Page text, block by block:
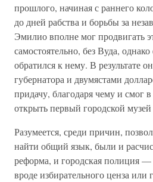
прошлого, начиная с раннего
до дней рабства и борьбы за
Эмилио вполне мог продвигать
самостоятельно, без Вуда,
обратился к нему. В результате
губернатора и двумястами
придачу, благодаря чему и смог
открыть первый городской
Разумеется, среди причин,
найти общий язык, были и
реформа, и городская полиция
вроде избирательного ценза или